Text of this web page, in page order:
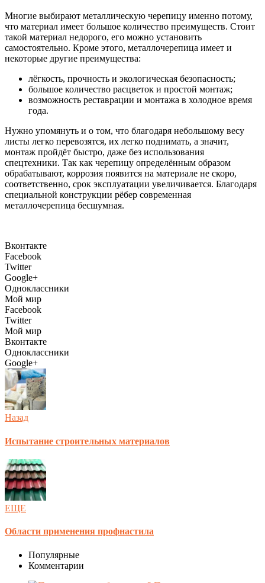
Многие выбирают металлическую черепицу именно потому,
что материал имеет большое количество преимуществ. Стоит
такой материал недорого, его можно установить
самостоятельно. Кроме этого, металлочерепица имеет и
некоторые другие преимущества:
лёгкость, прочность и экологическая безопасность;
большое количество расцветок и простой монтаж;
возможность реставрации и монтажа в холодное время
года.
Нужно упомянуть и о том, что благодаря небольшому весу
листы легко перевозятся, их легко поднимать, а значит,
монтаж пройдёт быстро, даже без использования
спецтехники. Так как черепицу определённым образом
обрабатывают, коррозия появится на материале не скоро,
соответственно, срок эксплуатации увеличивается. Благодаря
специальной конструкции рёбер современная
металлочерепица бесшумная.
Вконтакте
Facebook
Twitter
Google+
Одноклассники
Мой мир
Facebook
Twitter
Мой мир
Вконтакте
Одноклассники
Google+
Назад
Испытание строительных материалов
ЕЩЕ
Области применения профнастила
Популярные
Комментарии